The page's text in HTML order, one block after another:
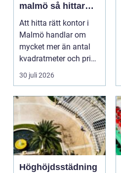
malmö så hittar
företag rätt läge
och rätt lokal
Att hitta rätt kontor i
Malmö handlar om
mycket mer än antal
kvadratmeter och pris
per månad. Företa...
30 juli 2026
Höghöjdsstädning